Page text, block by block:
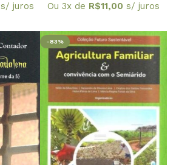
s/ juros
Ou 3x de R$11,00 s/ juros
-83%